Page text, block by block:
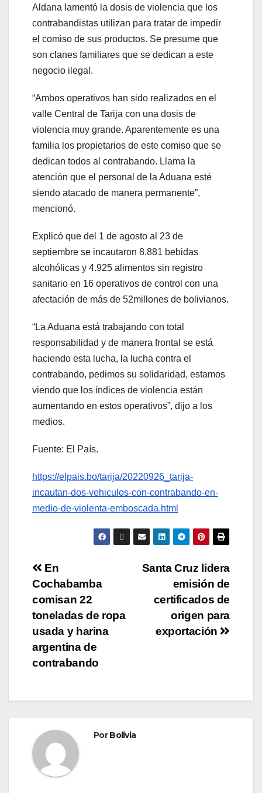
Aldana lamentó la dosis de violencia que los
contrabandistas utilizan para tratar de impedir
el comiso de sus productos. Se presume que
son clanes familiares que se dedican a este
negocio ilegal.
“Ambos operativos han sido realizados en el
valle Central de Tarija con una dosis de
violencia muy grande. Aparentemente es una
familia los propietarios de este comiso que se
dedican todos al contrabando. Llama la
atención que el personal de la Aduana esté
siendo atacado de manera permanente”,
mencionó.
Explicó que del 1 de agosto al 23 de
septiembre se incautaron 8.881 bebidas
alcohólicas y 4.925 alimentos sin registro
sanitario en 16 operativos de control con una
afectación de más de 52millones de bolivianos.
“La Aduana está trabajando con total
responsabilidad y de manera frontal se está
haciendo esta lucha, la lucha contra el
contrabando, pedimos su solidaridad, estamos
viendo que los índices de violencia están
aumentando en estos operativos”, dijo a los
medios.
Fuente: El País.
https://elpais.bo/tarija/20220926_tarija-
incautan-dos-vehiculos-con-contrabando-en-
medio-de-violenta-emboscada.html
Santa Cruz lidera
emisión de
certificados de
origen para
exportación
En
Cochabamba
comisan 22
toneladas de ropa
usada y harina
argentina de
contrabando
PorBolivia